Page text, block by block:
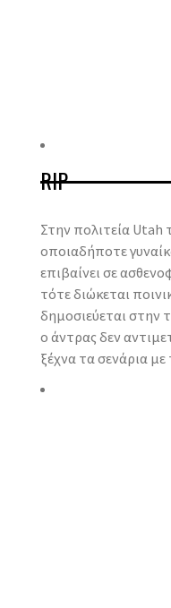
RIP
Στην πολιτεία
οποιαδήποτε
επιβαίνει σε
τότε διώκεται
δημοσιεύεται στην
ο άντρας δεν
ξέχνα τα σενάρια